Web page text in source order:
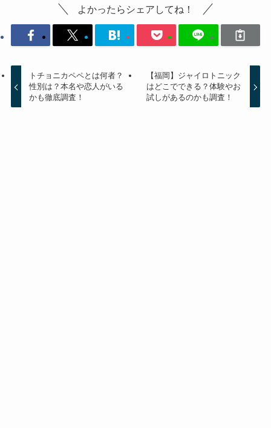
よかったらシェアしてね！
トチョニカペペとは何者？
性別は？本名や恋人がいる
かも徹底調査！
【福岡】ジャイロトニック
はどこでできる？体験やお
試しがあるのかも調査！